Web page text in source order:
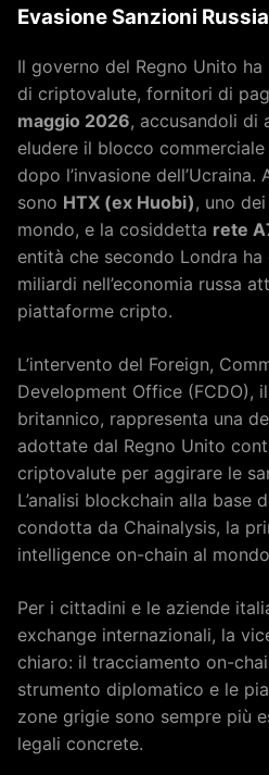
Evasione Sanzioni Russia
Il governo del Regno Unito
di criptovalute, fornitori di
maggio 2026, accusandoli di
eludere il blocco
dopo l’invasione dell’Ucraina.
sono HTX (ex Huobi), uno
mondo, e la cosiddetta rete
entità che secondo Londra
miliardi nell’economia russa
piattaforme cripto.
L’intervento del Foreign,
Development Office (FCDO),
britannico, rappresenta una
adottate dal Regno Unito
criptovalute per aggirare le
L’analisi blockchain alla base
condotta da Chainalysis, la
intelligence on-chain al
Per i cittadini e le aziende
exchange internazionali, la
chiaro: il tracciamento on-
strumento diplomatico e le
zone grigie sono sempre più
legali concrete.